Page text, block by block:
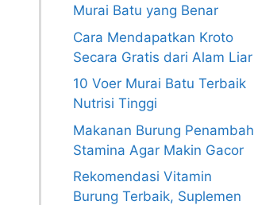
Murai Batu yang Benar
Cara Mendapatkan Kroto
Secara Gratis dari Alam Liar
10 Voer Murai Batu Terbaik
Nutrisi Tinggi
Makanan Burung Penambah
Stamina Agar Makin Gacor
Rekomendasi Vitamin
Burung Terbaik, Suplemen